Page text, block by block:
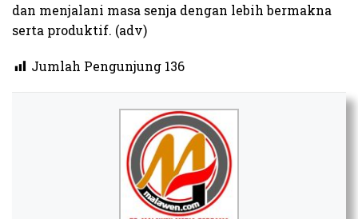
dan menjalani masa senja dengan lebih bermakna
serta produktif. (adv)
Jumlah Pengunjung 136